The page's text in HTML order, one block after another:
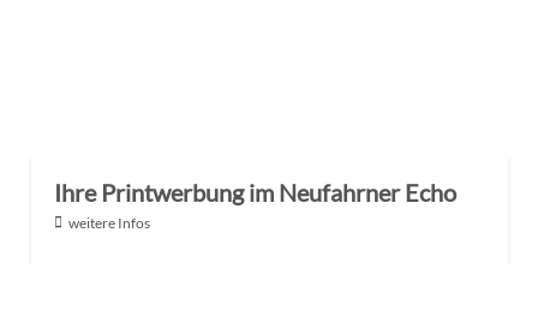
Ihre Printwerbung im Neufahrner Echo
weitere Infos